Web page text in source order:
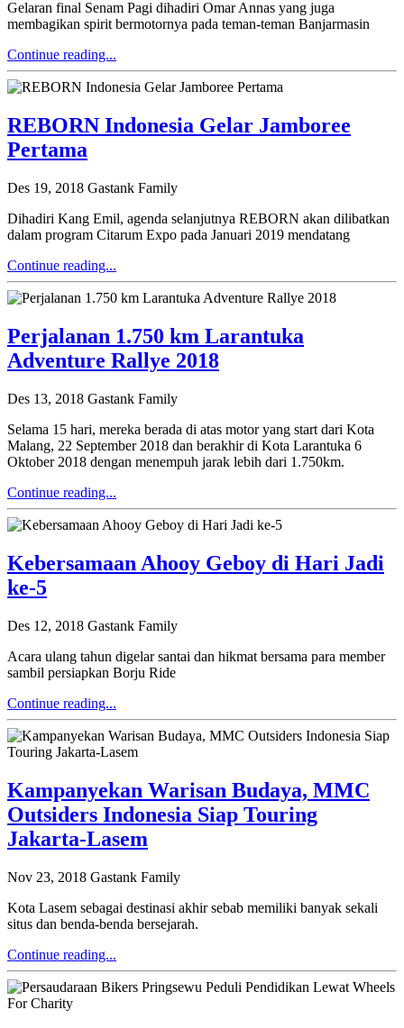
Gelaran final Senam Pagi dihadiri Omar Annas yang juga
membagikan spirit bermotornya pada teman-teman Banjarmasin
Continue reading...
REBORN Indonesia Gelar Jamboree
Pertama
Des 19, 2018 Gastank Family
Dihadiri Kang Emil, agenda selanjutnya REBORN akan dilibatkan
dalam program Citarum Expo pada Januari 2019 mendatang
Continue reading...
Perjalanan 1.750 km Larantuka
Adventure Rallye 2018
Des 13, 2018 Gastank Family
Selama 15 hari, mereka berada di atas motor yang start dari Kota
Malang, 22 September 2018 dan berakhir di Kota Larantuka 6
Oktober 2018 dengan menempuh jarak lebih dari 1.750km.
Continue reading...
Kebersamaan Ahooy Geboy di Hari Jadi
ke-5
Des 12, 2018 Gastank Family
Acara ulang tahun digelar santai dan hikmat bersama para member
sambil persiapkan Borju Ride
Continue reading...
Kampanyekan Warisan Budaya, MMC
Outsiders Indonesia Siap Touring
Jakarta-Lasem
Nov 23, 2018 Gastank Family
Kota Lasem sebagai destinasi akhir sebab memiliki banyak sekali
situs dan benda-benda bersejarah.
Continue reading...